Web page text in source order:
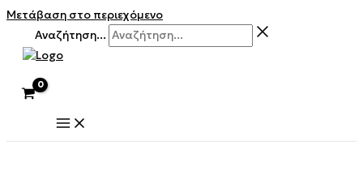
Μετάβαση στο περιεχόμενο
Αναζήτηση...